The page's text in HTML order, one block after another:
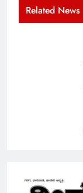
Related News